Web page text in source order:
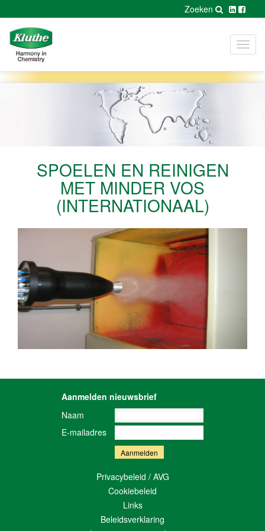
Zoeken
SPOELEN EN REINIGEN
MET MINDER VOS
(INTERNATIONAAL)
Aanmelden nieuwsbrief
Naam
E-mailadres
Privacybeleid / AVG
Cookiebeleid
Links
Beleidsverklaring